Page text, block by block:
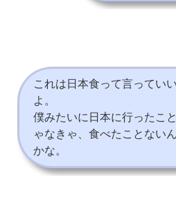
これは日本食って言ってい
よ。
僕みたいに日本に行ったこ
ゃなきゃ、食べたことない
かな。